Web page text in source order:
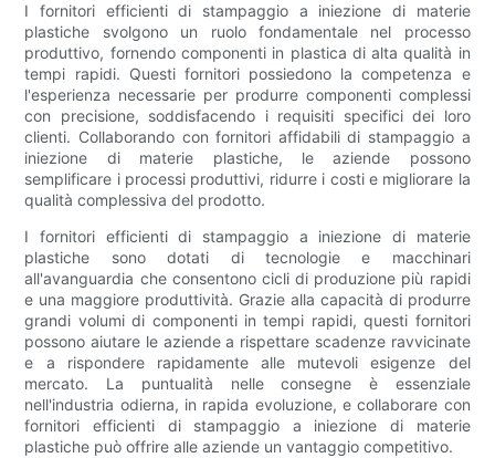
I fornitori efficienti di stampaggio a iniezione di materie
plastiche svolgono un ruolo fondamentale nel processo
produttivo, fornendo componenti in plastica di alta qualità in
tempi rapidi. Questi fornitori possiedono la competenza e
l'esperienza necessarie per produrre componenti complessi
con precisione, soddisfacendo i requisiti specifici dei loro
clienti. Collaborando con fornitori affidabili di stampaggio a
iniezione di materie plastiche, le aziende possono
semplificare i processi produttivi, ridurre i costi e migliorare la
qualità complessiva del prodotto.
I fornitori efficienti di stampaggio a iniezione di materie
plastiche sono dotati di tecnologie e macchinari
all'avanguardia che consentono cicli di produzione più rapidi
e una maggiore produttività. Grazie alla capacità di produrre
grandi volumi di componenti in tempi rapidi, questi fornitori
possono aiutare le aziende a rispettare scadenze ravvicinate
e a rispondere rapidamente alle mutevoli esigenze del
mercato. La puntualità nelle consegne è essenziale
nell'industria odierna, in rapida evoluzione, e collaborare con
fornitori efficienti di stampaggio a iniezione di materie
plastiche può offrire alle aziende un vantaggio competitivo.